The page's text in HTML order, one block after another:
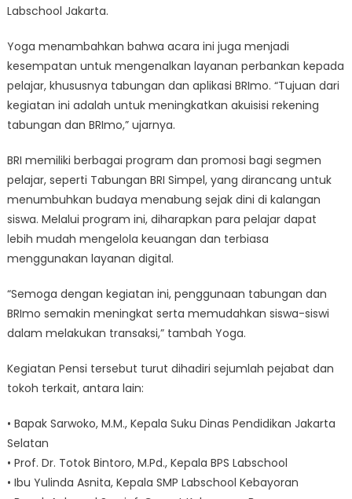
Labschool Jakarta.
Yoga menambahkan bahwa acara ini juga menjadi
kesempatan untuk mengenalkan layanan perbankan kepada
pelajar, khususnya tabungan dan aplikasi BRImo. “Tujuan dari
kegiatan ini adalah untuk meningkatkan akuisisi rekening
tabungan dan BRImo,” ujarnya.
BRI memiliki berbagai program dan promosi bagi segmen
pelajar, seperti Tabungan BRI Simpel, yang dirancang untuk
menumbuhkan budaya menabung sejak dini di kalangan
siswa. Melalui program ini, diharapkan para pelajar dapat
lebih mudah mengelola keuangan dan terbiasa
menggunakan layanan digital.
“Semoga dengan kegiatan ini, penggunaan tabungan dan
BRImo semakin meningkat serta memudahkan siswa-siswi
dalam melakukan transaksi,” tambah Yoga.
Kegiatan Pensi tersebut turut dihadiri sejumlah pejabat dan
tokoh terkait, antara lain:
• Bapak Sarwoko, M.M., Kepala Suku Dinas Pendidikan Jakarta
Selatan
• Prof. Dr. Totok Bintoro, M.Pd., Kepala BPS Labschool
• Ibu Yulinda Asnita, Kepala SMP Labschool Kebayoran